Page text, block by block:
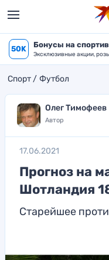
50K Бонусы на
Эксклюзивные акции,
Спорт Футбол
Олег Тимофеев
Автор
17.06.2021
Прогноз на
Шотландия
Старейшее